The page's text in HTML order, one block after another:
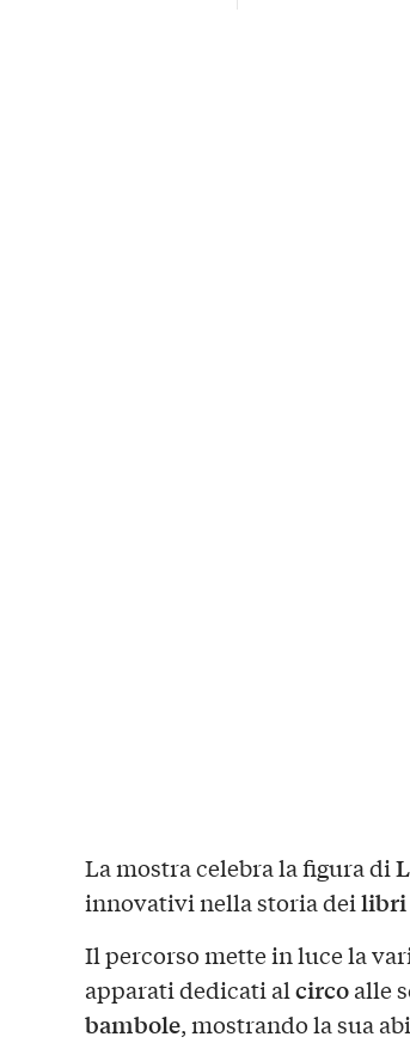
La mostra celebra la figura di
innovativi nella storia deilibri
Il percorso mette in luce la
apparati dedicati alcircoalle
bambole, mostrando la sua